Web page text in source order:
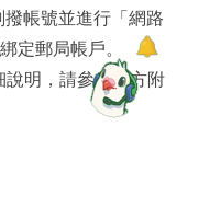
撥帳號並進行「網路
定郵局帳戶。
說明，請參考下方附